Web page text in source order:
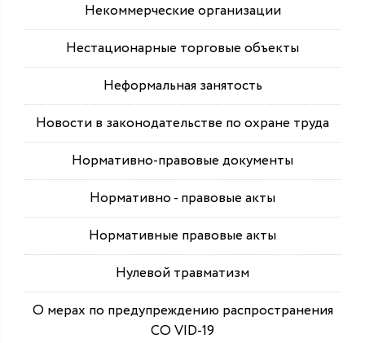
Некоммерческие организации
Нестационарные торговые объекты
Неформальная занятость
Новости в законодательстве по охране труда
Нормативно-правовые документы
Нормативно - правовые акты
Нормативные правовые акты
Нулевой травматизм
О мерах по предупреждению распространения
СО VID-19